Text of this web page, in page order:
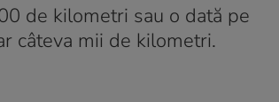
de kilometri sau o dată pe
câteva mii de kilometri.